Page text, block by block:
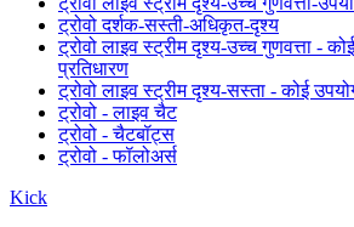
ट्रोवो दर्शक-सस्ती-अधिकृत-दृश्य
ट्रोवो लाइव स्ट्रीम दृश्य-उच्च गुणवत्ता -
प्रतिधारण
ट्रोवो लाइव स्ट्रीम दृश्य-सस्ता - कोई
ट्रोवो - लाइव चैट
ट्रोवो - चैटबॉट्स
ट्रोवो - फॉलोअर्स
Kick